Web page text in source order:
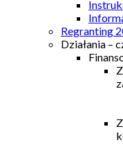
Regranting
Działania –